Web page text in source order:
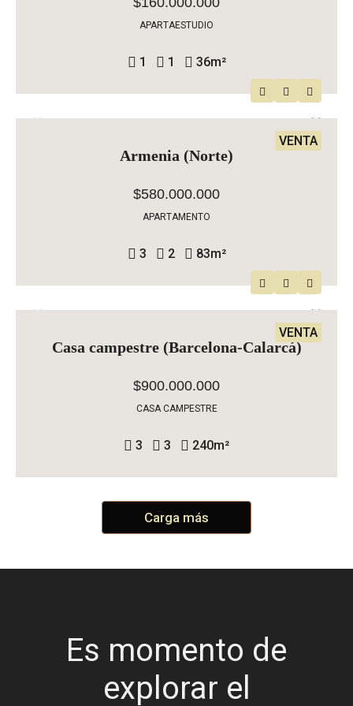
APARTAESTUDIO
1 1 36m²
VENTA
Armenia (Norte)
$580.000.000
APARTAMENTO
3 2 83m²
VENTA
Casa campestre (Barcelona-Calarcá)
$900.000.000
CASA CAMPESTRE
3 3 240m²
Carga más
Es momento de
explorar el